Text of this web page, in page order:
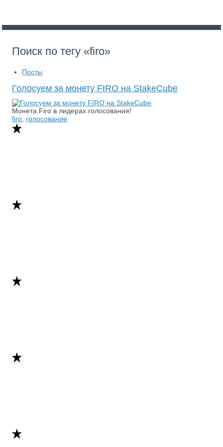
Поиск по тегу «firo»
Посты
Голосуем за монету FIRO на StakeCube
Монета Firo в лидерах голосования!
firo голосование